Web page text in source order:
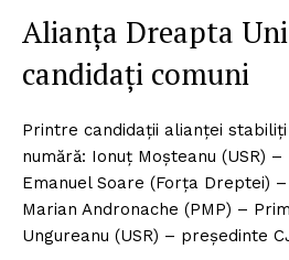
Alianţa Dreapta
candidaţi comuni
Printre candidaţii alianţei
numără: Ionuţ Moşteanu (USR)
Emanuel Soare (Forţa Dreptei)
Marian Andronache (PMP) –
Ungureanu (USR) – preşedinte